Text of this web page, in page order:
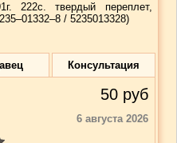
222с. твердый переплет,
/ 5235013328)
Консультация
50 руб
6 августа 2026